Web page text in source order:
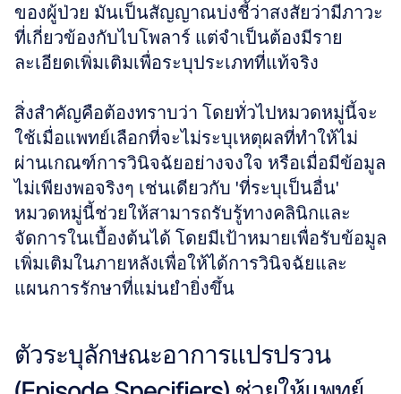
ของผู้ป่วย มันเป็นสัญญาณบ่งชี้ว่าสงสัยว่ามีภาวะ
ที่เกี่ยวข้องกับไบโพลาร์ แต่จำเป็นต้องมีราย
ละเอียดเพิ่มเติมเพื่อระบุประเภทที่แท้จริง
สิ่งสำคัญคือต้องทราบว่า โดยทั่วไปหมวดหมู่นี้จะ
ใช้เมื่อแพทย์เลือกที่จะไม่ระบุเหตุผลที่ทำให้ไม่
ผ่านเกณฑ์การวินิจฉัยอย่างจงใจ หรือเมื่อมีข้อมูล
ไม่เพียงพอจริงๆ เช่นเดียวกับ 'ที่ระบุเป็นอื่น'
หมวดหมู่นี้ช่วยให้สามารถรับรู้ทางคลินิกและ
จัดการในเบื้องต้นได้ โดยมีเป้าหมายเพื่อรับข้อมูล
เพิ่มเติมในภายหลังเพื่อให้ได้การวินิจฉัยและ
แผนการรักษาที่แม่นยำยิ่งขึ้น
ตัวระบุลักษณะอาการแปรปรวน